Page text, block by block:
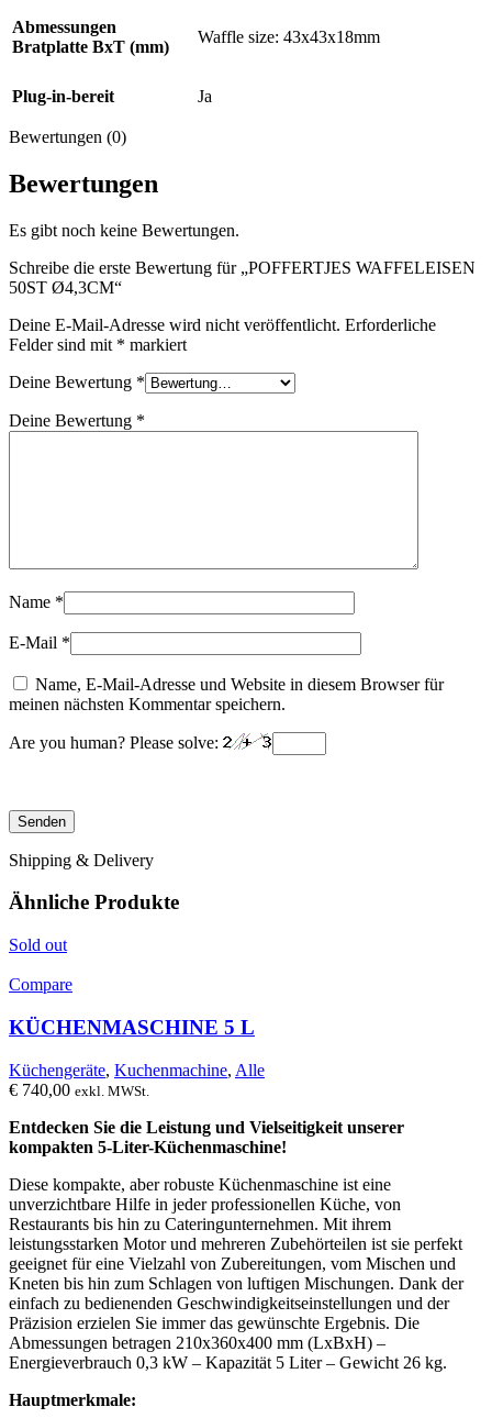
Abmessungen
Bratplatte BxT (mm)
Waffle size: 43x43x18mm
Plug-in-bereit Ja
Bewertungen (0)
Bewertungen
Es gibt noch keine Bewertungen.
Schreibe die erste Bewertung für „POFFERTJES WAFFELEISEN
50ST Ø4,3CM“
Deine E-Mail-Adresse wird nicht veröffentlicht. Erforderliche
Felder sind mit * markiert
Deine Bewertung *
Deine Bewertung *
Name *
E-Mail *
Name, E-Mail-Adresse und Website in diesem Browser für
meinen nächsten Kommentar speichern.
Are you human? Please solve:
Shipping & Delivery
Ähnliche Produkte
Sold out
Compare
KÜCHENMASCHINE 5 L
Küchengeräte, Kuchenmachine, Alle
€ 740,00 exkl. MWSt.
Entdecken Sie die Leistung und Vielseitigkeit unserer
kompakten 5-Liter-Küchenmaschine!
Diese kompakte, aber robuste Küchenmaschine ist eine
unverzichtbare Hilfe in jeder professionellen Küche, von
Restaurants bis hin zu Cateringunternehmen. Mit ihrem
leistungsstarken Motor und mehreren Zubehörteilen ist sie perfekt
geeignet für eine Vielzahl von Zubereitungen, vom Mischen und
Kneten bis hin zum Schlagen von luftigen Mischungen. Dank der
einfach zu bedienenden Geschwindigkeitseinstellungen und der
Präzision erzielen Sie immer das gewünschte Ergebnis. Die
Abmessungen betragen 210x360x400 mm (LxBxH) –
Energieverbrauch 0,3 kW – Kapazität 5 Liter – Gewicht 26 kg.
Hauptmerkmale: